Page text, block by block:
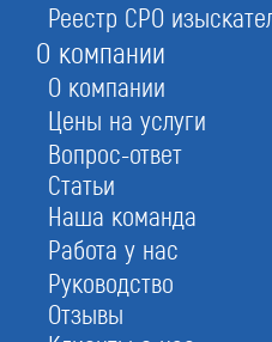
Реестр СРО
О компании
О компании
Цены на услуги
Вопрос-ответ
Статьи
Наша команда
Работа у нас
Руководство
Отзывы
Инженерные изыскания
территории под
экологические,
метеорологические,
исследования грунтов.
гарантия безопасности
числе природных,
предполагаемого
Стандарты
регламентируют — для